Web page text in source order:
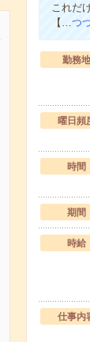
これだ
【…つ
勤務
曜日頻
時間
期間
時給
仕事内